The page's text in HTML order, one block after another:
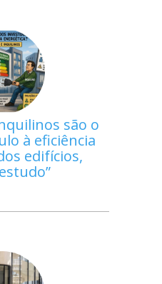
são o
à eficiência
edifícios,